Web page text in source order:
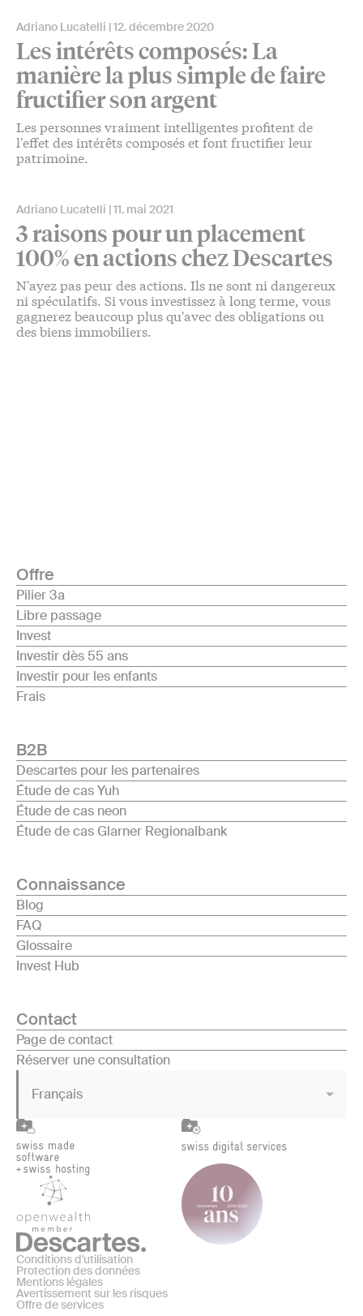
Adriano Lucatelli 12. décembre 2020
Les intérêts composés: La
manière la plus simple de faire
fructifier son argent
Les personnes vraiment intelligentes profitent de
l'effet des intérêts composés et font fructifier leur
patrimoine.
Adriano Lucatelli 11. mai 2021
3 raisons pour un placement
100% en actions chez Descartes
N'ayez pas peur des actions. Ils ne sont ni dangereux
ni spéculatifs. Si vous investissez à long terme, vous
gagnerez beaucoup plus qu'avec des obligations ou
des biens immobiliers.
Offre
Pilier 3a
Libre passage
Invest
Investir dès 55 ans
Investir pour les enfants
Frais
B2B
Descartes pour les partenaires
Étude de cas Yuh
Étude de cas neon
Étude de cas Glarner Regionalbank
Connaissance
Blog
FAQ
Glossaire
Invest Hub
Contact
Page de contact
Réserver une consultation
Français
Conditions d'utilisation
Protection des données
Mentions légales
Avertissement sur les risques
Offre de services